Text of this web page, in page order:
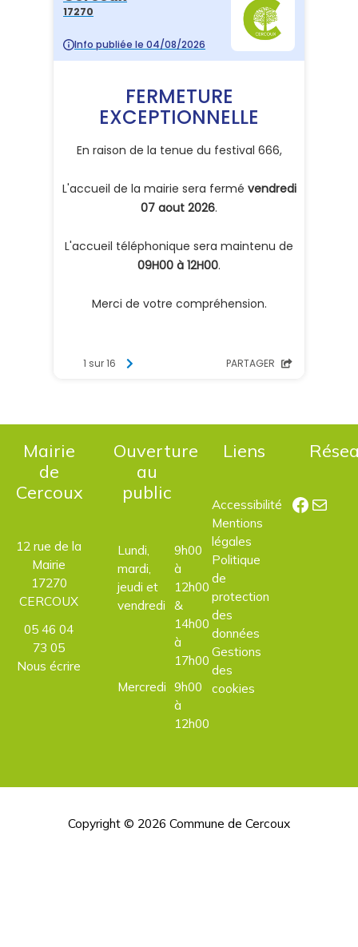
Mairie
de
Cercoux
12 rue de la
Mairie
17270
CERCOUX
05 46 04
73 05
Nous écrire
Ouverture
au
public
Lundi,
mardi,
jeudi et
vendredi
9h00
à
12h00
&
14h00
à
17h00
Mercredi 9h00
à
12h00
Liens
Accessibilité
Mentions
légales
Politique
de
protection
des
données
Gestions
des
cookies
E-mail
Copyright © 2026 Commune de Cercoux